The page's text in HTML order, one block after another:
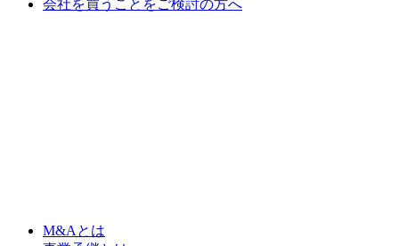
会社を買うことをご検討の方へ
M&Aとは